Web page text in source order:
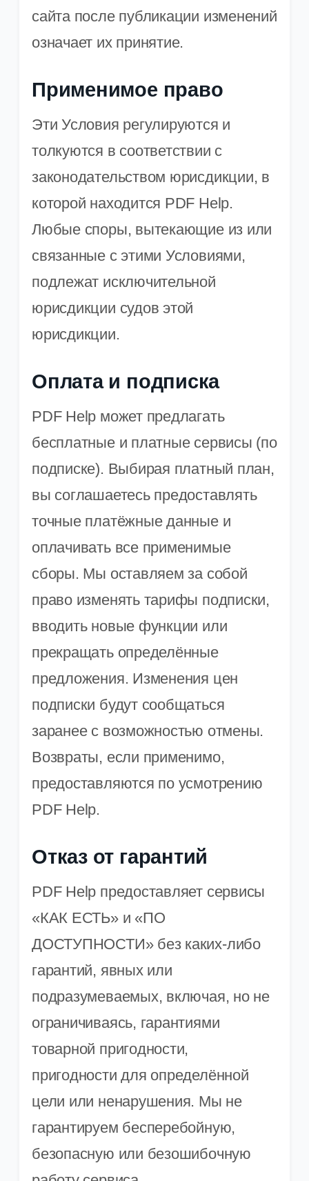
сайта после публикации изменений
означает их принятие.
Применимое право
Эти Условия регулируются и
толкуются в соответствии с
законодательством юрисдикции, в
которой находится PDF Help.
Любые споры, вытекающие из или
связанные с этими Условиями,
подлежат исключительной
юрисдикции судов этой
юрисдикции.
Оплата и подписка
PDF Help может предлагать
бесплатные и платные сервисы (по
подписке). Выбирая платный план,
вы соглашаетесь предоставлять
точные платёжные данные и
оплачивать все применимые
сборы. Мы оставляем за собой
право изменять тарифы подписки,
вводить новые функции или
прекращать определённые
предложения. Изменения цен
подписки будут сообщаться
заранее с возможностью отмены.
Возвраты, если применимо,
предоставляются по усмотрению
PDF Help.
Отказ от гарантий
PDF Help предоставляет сервисы
«КАК ЕСТЬ» и «ПО
ДОСТУПНОСТИ» без каких-либо
гарантий, явных или
подразумеваемых, включая, но не
ограничиваясь, гарантиями
товарной пригодности,
пригодности для определённой
цели или ненарушения. Мы не
гарантируем бесперебойную,
безопасную или безошибочную